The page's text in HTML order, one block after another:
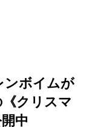
ンボイムが
クリスマ
中